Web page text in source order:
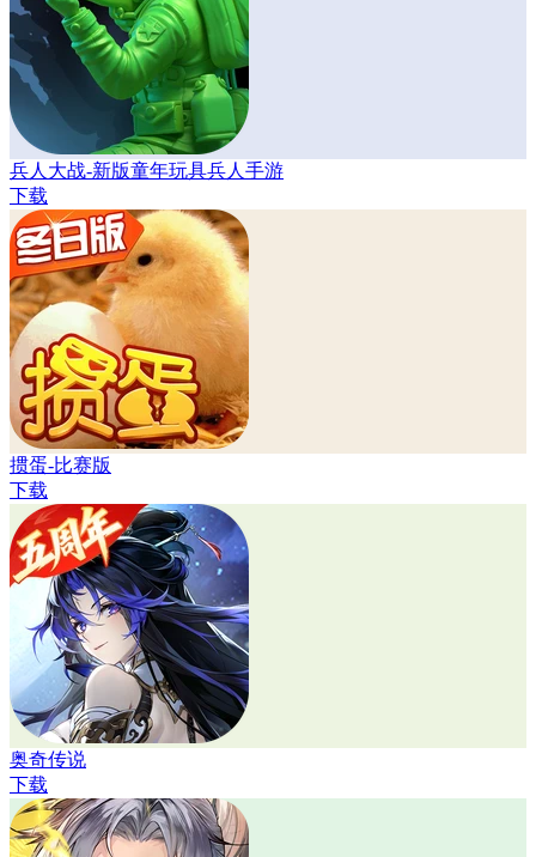
兵人大战-新版童年玩具兵人手游
下载
掼蛋-比赛版
下载
奥奇传说
下载